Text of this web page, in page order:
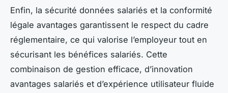
Enfin, la sécurité données salariés et la conformité
légale avantages garantissent le respect du cadre
réglementaire, ce qui valorise l’employeur tout en
sécurisant les bénéfices salariés. Cette
combinaison de gestion efficace, d’innovation
avantages salariés et d’expérience utilisateur fluide